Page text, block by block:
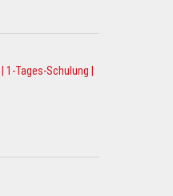
Tages-Schulung |